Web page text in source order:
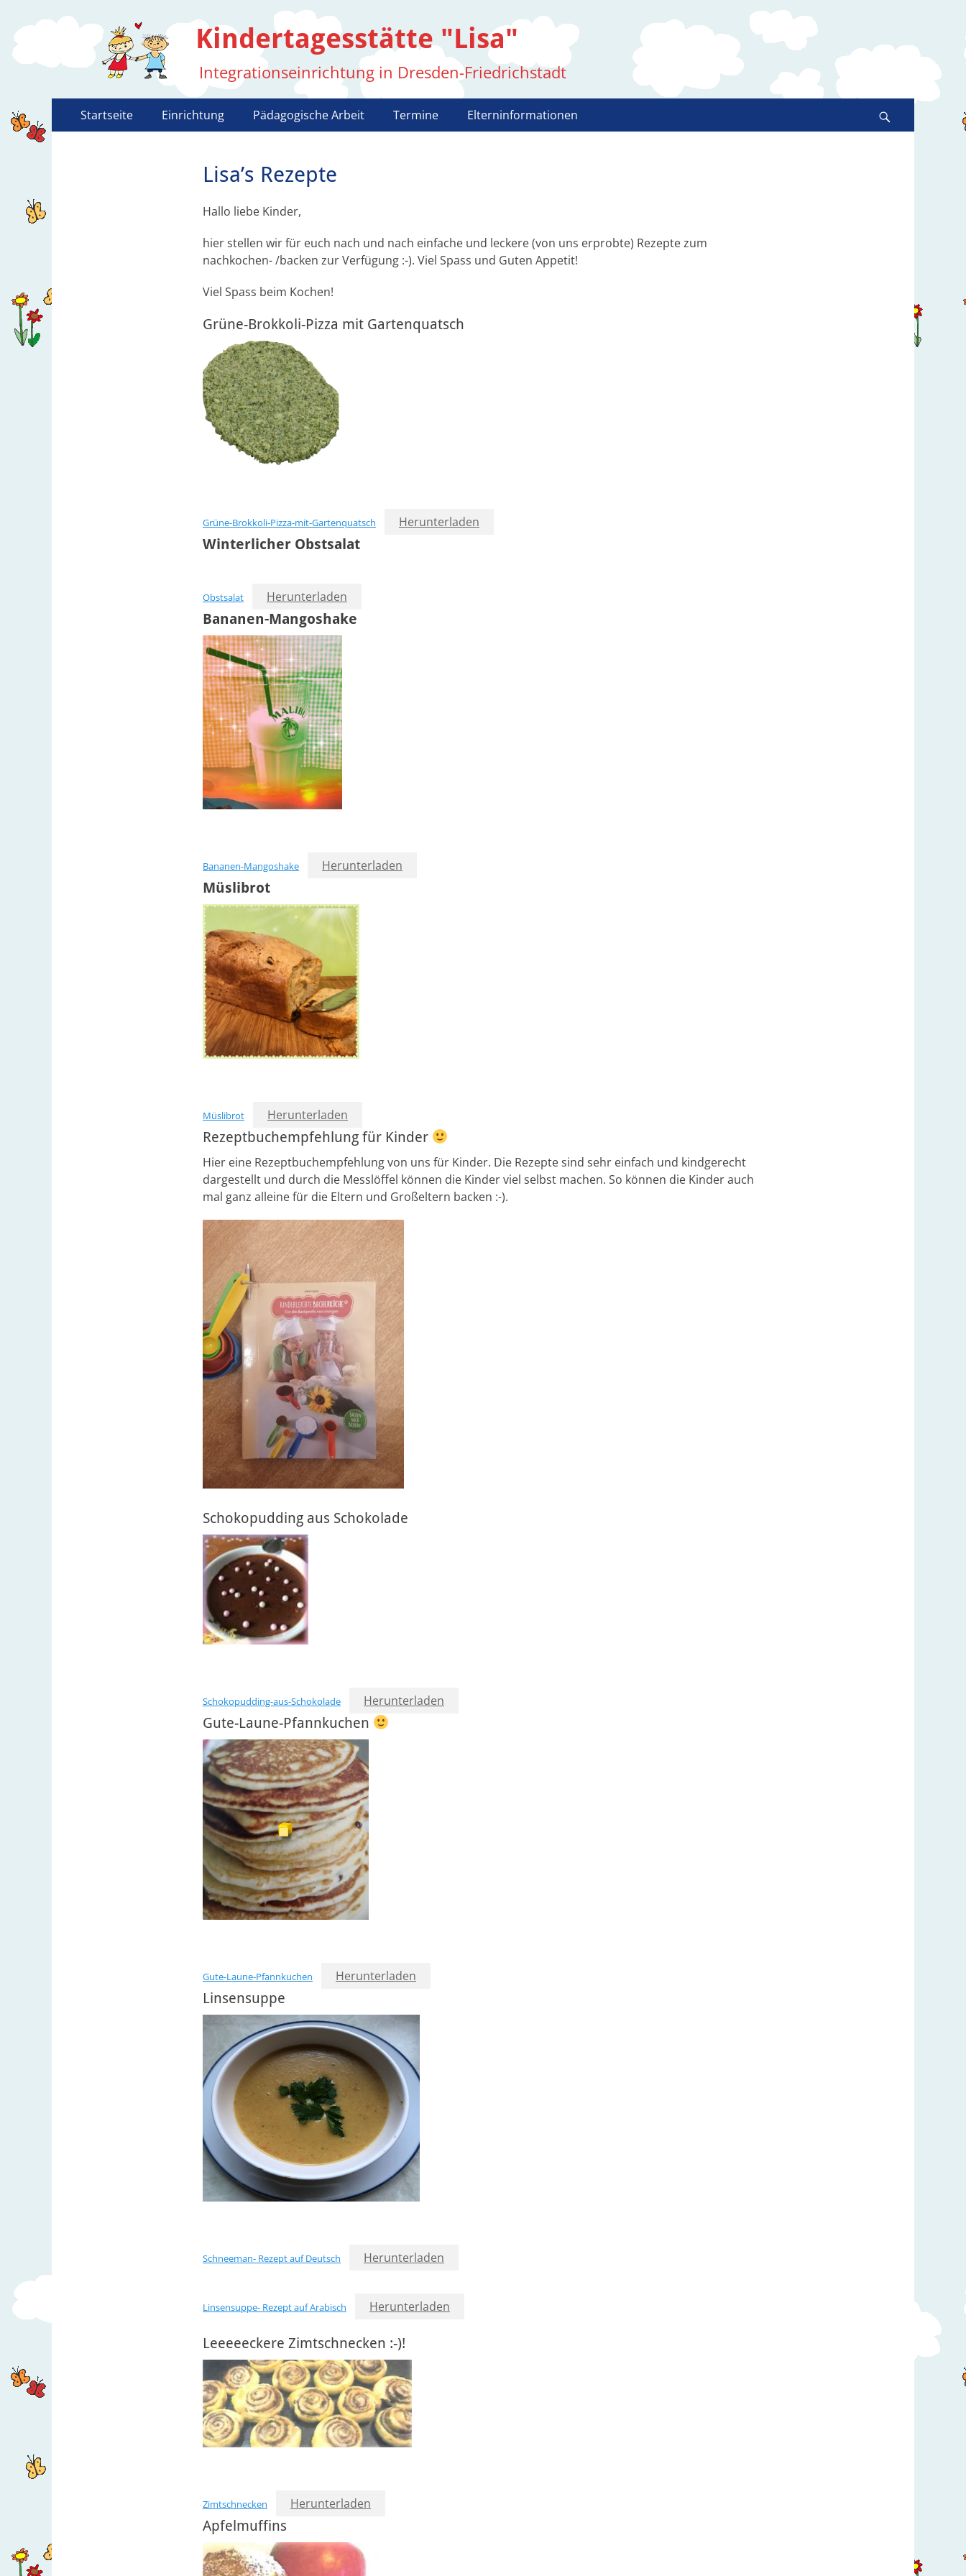
Kindertagesstätte "Lisa"
Integrationseinrichtung in Dresden-Friedrichstadt
nach:
Primäres
Menü
Inhalt
Startseite Einrichtung Pädagogische Arbeit Termine Elterninformationen
Lisa’s Rezepte
Hallo liebe Kinder,
hier stellen wir für euch nach und nach einfache und leckere (von uns erprobte) Rezepte zum
nachkochen- /backen zur Verfügung :-). Viel Spass und Guten Appetit!
Viel Spass beim Kochen!
Grüne-Brokkoli-Pizza mit Gartenquatsch
Grüne-Brokkoli-Pizza-mit-Gartenquatsch Herunterladen
Winterlicher Obstsalat
Obstsalat Herunterladen
Bananen-Mangoshake
Bananen-Mangoshake Herunterladen
Müslibrot
Müslibrot Herunterladen
Rezeptbuchempfehlung für Kinder
Hier eine Rezeptbuchempfehlung von uns für Kinder. Die Rezepte sind sehr einfach und kindgerecht
dargestellt und durch die Messlöffel können die Kinder viel selbst machen. So können die Kinder auch
mal ganz alleine für die Eltern und Großeltern backen :-).
Schokopudding aus Schokolade
Schokopudding-aus-Schokolade Herunterladen
Gute-Laune-Pfannkuchen
Gute-Laune-Pfannkuchen Herunterladen
Linsensuppe
Schneeman- Rezept auf Deutsch Herunterladen
Linsensuppe- Rezept auf Arabisch Herunterladen
Leeeeeckere Zimtschnecken :-)!
Zimtschnecken Herunterladen
Apfelmuffins